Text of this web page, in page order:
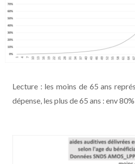
Lecture : les moins de 65 ans
dépense, les plus de 65 ans : env 80%